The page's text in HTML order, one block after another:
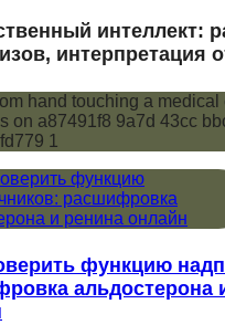
интеллект:
интерпретация
функцию
альдостерона